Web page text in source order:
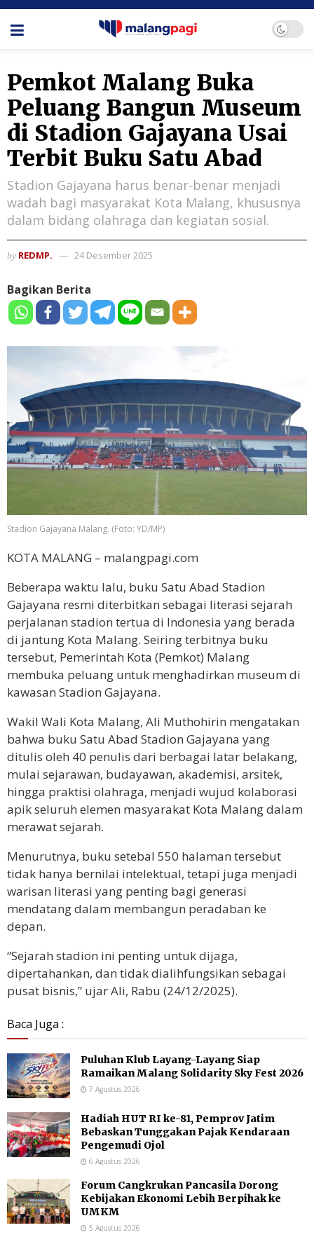
Pemkot Malang Buka
Peluang Bangun Museum
di Stadion Gajayana Usai
Terbit Buku Satu Abad
Stadion Gajayana harus benar-benar menjadi
wadah bagi masyarakat Kota Malang, khususnya
dalam bidang olahraga dan kegiatan sosial.
by REDMP. 24 Desember 2025
Bagikan Berita
Stadion Gajayana Malang. (Foto: YD/MP)
KOTA MALANG – malangpagi.com
Beberapa waktu lalu, buku Satu Abad Stadion
Gajayana resmi diterbitkan sebagai literasi sejarah
perjalanan stadion tertua di Indonesia yang berada
di jantung Kota Malang. Seiring terbitnya buku
tersebut, Pemerintah Kota (Pemkot) Malang
membuka peluang untuk menghadirkan museum di
kawasan Stadion Gajayana.
Wakil Wali Kota Malang, Ali Muthohirin mengatakan
bahwa buku Satu Abad Stadion Gajayana yang
ditulis oleh 40 penulis dari berbagai latar belakang,
mulai sejarawan, budayawan, akademisi, arsitek,
hingga praktisi olahraga, menjadi wujud kolaborasi
apik seluruh elemen masyarakat Kota Malang dalam
merawat sejarah.
Menurutnya, buku setebal 550 halaman tersebut
tidak hanya bernilai intelektual, tetapi juga menjadi
warisan literasi yang penting bagi generasi
mendatang dalam membangun peradaban ke
depan.
“Sejarah stadion ini penting untuk dijaga,
dipertahankan, dan tidak dialihfungsikan sebagai
pusat bisnis,” ujar Ali, Rabu (24/12/2025).
Baca Juga :
Puluhan Klub Layang-Layang Siap
Ramaikan Malang Solidarity Sky Fest 2026
7 Agustus 2026
Hadiah HUT RI ke-81, Pemprov Jatim
Bebaskan Tunggakan Pajak Kendaraan
Pengemudi Ojol
6 Agustus 2026
Forum Cangkrukan Pancasila Dorong
Kebijakan Ekonomi Lebih Berpihak ke
UMKM
5 Agustus 2026